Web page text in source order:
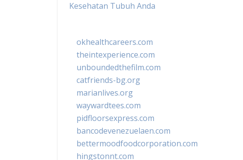
Kesehatan Tubuh Anda
okhealthcareers.com
theintexperience.com
unboundedthefilm.com
catfriends-bg.org
marianlives.org
waywardtees.com
pidfloorsexpress.com
bancodevenezuelaen.com
bettermoodfoodcorporation.com
hingstonnt.com